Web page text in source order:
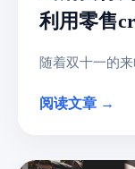
利用零售
随着双十一的
阅读文章 →